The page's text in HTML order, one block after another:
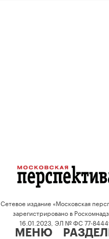
Сетевое издание «Московская
зарегистрировано в
16.01.2023, ЭЛ № ФС 77-
МЕНЮ